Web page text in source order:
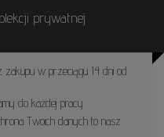
prywatnej
w przeciągu 14 dni od
do każdej pracy.
Twoich danych to nasz